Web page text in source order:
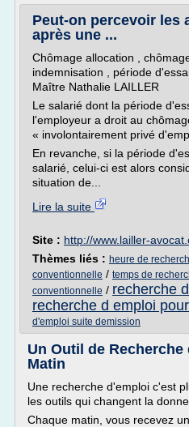
Peut-on percevoir les
après une ...
Chômage allocation ,
indemnisation , période
Maître Nathalie LAILLER
Le salarié dont la période
l'employeur a droit au
« involontairement privé
En revanche, si la période
salarié, celui-ci est alors
situation de...
Lire la suite
Site : http://www.lailler-
Thèmes liés : heure de
conventionnelle / temps de
conventionnelle / recherche
recherche d emploi
d'emploi suite demission
Un Outil de
Matin
Une recherche d'emploi c'est
les outils qui changent la
Chaque matin, vous recevez